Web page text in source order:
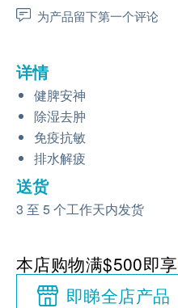
为产品留下第一个评论
详情
健脾安神
除湿去肿
免疫抗敏
排水解疲
送货
3 至 5 个工作天内发货
本店购物满$500即享
即睇全店产品